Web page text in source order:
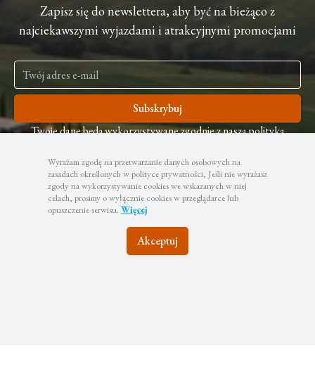
Wyrażam zgodę na przetwarzanie danych osobowych na
zasadach określonych w polityce prywatności, Jeśli nie wyrażasz
zgody na wykorzystywanie cookies we wskazanych w niej
celach, prosimy o wyłącznie cookies w przeglądarce lub
opuszczenie serwisu. Więcej
Akceptuj
Zapisz się do newslettera, aby być na bieżąco z
najciekawszymi wyjazdami i atrakcyjnymi promocjami
Subskrybuj
Twoje dane będą wykorzystywane zgodnie z naszą polityką